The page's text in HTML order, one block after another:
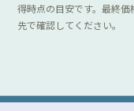
得時点の目安です。最終
先で確認してください。